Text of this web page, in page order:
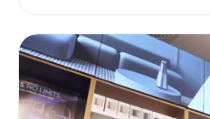
clientes, qué es lo que les
de marketing son las más